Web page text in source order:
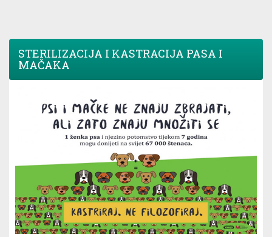
STERILIZACIJA I KASTRACIJA PASA I
MAČAKA